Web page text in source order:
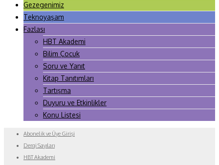
Gezegenimiz
Teknoyaşam
Fazlası
HBT Akademi
Bilim Çocuk
Soru ve Yanıt
Kitap Tanıtımları
Tartışma
Duyuru ve Etkinlikler
Konu Listesi
Abonelik ve Üye Girişi
Dergi Sayıları
HBT Akademi